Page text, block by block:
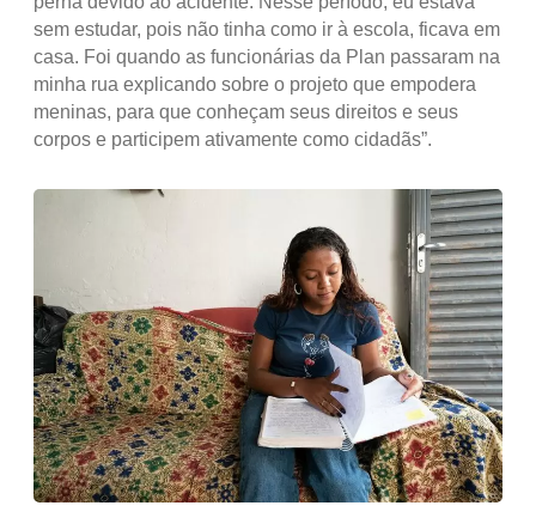
sem estudar, pois não tinha como ir à escola, ficava em
casa. Foi quando as funcionárias da Plan passaram na
minha rua explicando sobre o projeto que empodera
meninas, para que conheçam seus direitos e seus
corpos e participem ativamente como cidadãs”.